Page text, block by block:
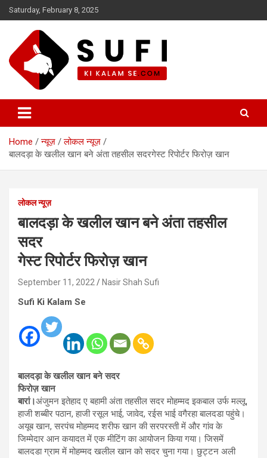
Skip
to
Saturday, February 8, 2025
सूफी की कलम से
Home न्यूज़
लोकल न्यूज़
बालदड़ा के खलील खान बने अंता तहसील सदरगेस्ट रिपोर्टर फिरोज़ खान
लोकल न्यूज़
बालदड़ा के खलील खान बने अंता तहसील
सदर
गेस्ट रिपोर्टर फिरोज़ खान
September 11, 2022 Nasir Shah Sufi
Sufi Ki Kalam Se
बालदड़ा के खलील खान बने सदर
फिरोज़ खान
बारां।अंजुमन इतेहाद ए बहामी अंता तहसील सदर मोहम्मद इकबाल उर्फ मल्लू,
हाजी शब्बीर पठान, हाजी रसूल भाई, जावेद, रईस भाई वगैरहा बालदडा पहुंचे।
अयूब खान, सरपंच मोहम्मद शरीफ खान की सरपरस्ती में और गांव के
जिम्मेदार आन कयादत में एक मीटिंग का आयोजन किया गया। जिसमें
बालदडा ग्राम में मोहम्मद खलील खान को सदर चुना गया। छुट्टन अली